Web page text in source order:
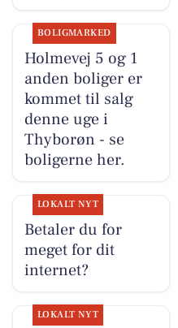
BOLIGMARKED
Holmevej 5 og 1
anden boliger er
kommet til salg
denne uge i
Thyborøn - se
boligerne her.
LOKALT NYT
Betaler du for
meget for dit
internet?
LOKALT NYT